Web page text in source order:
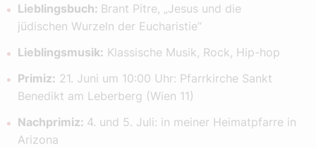
Lieblingsbuch: Brant Pitre, „Jesus und die
jüdischen Wurzeln der Eucharistie“
Lieblingsmusik: Klassische Musik, Rock, Hip-hop
Primiz: 21. Juni um 10:00 Uhr: Pfarrkirche Sankt
Benedikt am Leberberg (Wien 11)
Nachprimiz: 4. und 5. Juli: in meiner Heimatpfarre in
Arizona